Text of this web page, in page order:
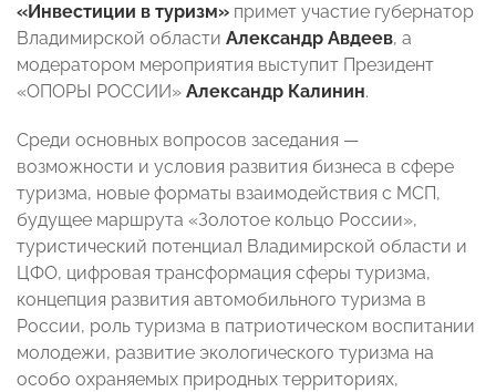
«Инвестиции в туризм» примет участие губернатор
Владимирской области Александр Авдеев, а
модератором мероприятия выступит Президент
«ОПОРЫ РОССИИ» Александр Калинин.
Среди основных вопросов заседания —
возможности и условия развития бизнеса в сфере
туризма, новые форматы взаимодействия с МСП,
будущее маршрута «Золотое кольцо России»,
туристический потенциал Владимирской области и
ЦФО, цифровая трансформация сферы туризма,
концепция развития автомобильного туризма в
России, роль туризма в патриотическом воспитании
молодежи, развитие экологического туризма на
особо охраняемых природных территориях,